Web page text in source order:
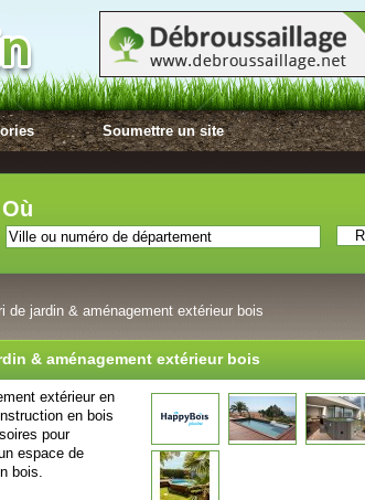
Soumettre un site
Où
de jardin & aménagement extérieur bois
& aménagement extérieur bois
extérieur en
en bois
pour
espace de
bois.